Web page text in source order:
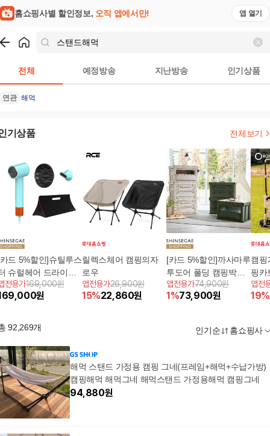
홈쇼핑사별 할인정보, 오직 앱에서만! 앱 열기
전체 예정방송 지난방송 인기상품
연관 해먹
기상품 전체보기
드 5%할인]슈틸루스
슈럴헤어 드라이어
우치트래블팩
전용가169,000원
원
릴렉스체어 캠핑의자
로우
앱전용가26,900원
15%22,860원
[카드 5%할인]까사마루
투도어 폴딩 캠핑박스2
P+원목도마1P
앱전용가74,900원
1%73,900원
캠핑
핑카
앱전
19%
92,269개 인기순 홈쇼핑사
해먹 스탠드 가정용 캠핑 그네(프레임+해먹+수납가방)
캠핑해먹 해먹그네 해먹스탠드 가정용해먹 캠핑그네
94,880원